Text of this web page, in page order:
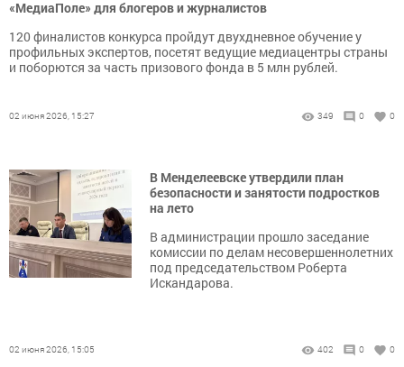
«МедиаПоле» для блогеров и журналистов
120 финалистов конкурса пройдут двухдневное обучение у
профильных экспертов, посетят ведущие медиацентры страны
и поборются за часть призового фонда в 5 млн рублей.
02 июня 2026, 15:27 349 0 0
В Менделеевске утвердили план
безопасности и занятости подростков
на лето
В администрации прошло заседание
комиссии по делам несовершеннолетних
под председательством Роберта
Искандарова.
02 июня 2026, 15:05 402 0 0